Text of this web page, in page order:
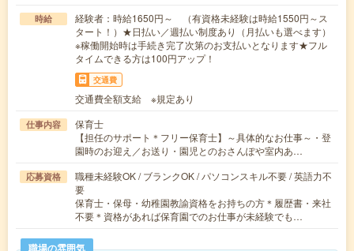
時給
経験者：時給1650円～ （有資格未経験は時給1550円～ス
タート！）★日払い／週払い制度あり（月払いも選べます）
※稼働開始時は手続き完了次第のお支払いとなります★フル
タイムできる方は100円アップ！
交通費
交通費全額支給 ※規定あり
仕事内容
保育士
【担任のサポート＊フリー保育士】～具体的なお仕事～・登
園時のお迎え／お送り・園児とのおさんぽや室内あ…
応募資格
職種未経験OK / ブランクOK / パソコンスキル不要 / 英語力不
要
保育士・保母・幼稚園教諭資格をお持ちの方＊履歴書・来社
不要＊資格があれば保育園でのお仕事が未経験でも…
職場の雰囲気